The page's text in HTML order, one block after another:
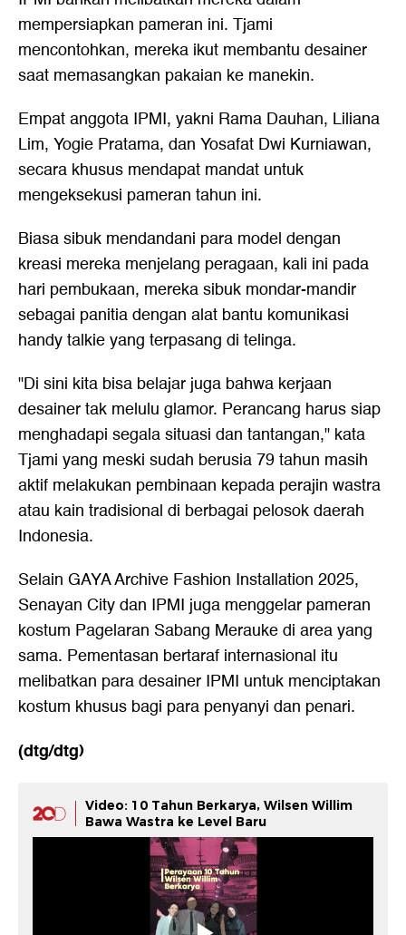
mempersiapkan pameran ini. Tjami
mencontohkan, mereka ikut membantu desainer
saat memasangkan pakaian ke manekin.
Empat anggota IPMI, yakni Rama Dauhan, Liliana
Lim, Yogie Pratama, dan Yosafat Dwi Kurniawan,
secara khusus mendapat mandat untuk
mengeksekusi pameran tahun ini.
Biasa sibuk mendandani para model dengan
kreasi mereka menjelang peragaan, kali ini pada
hari pembukaan, mereka sibuk mondar-mandir
sebagai panitia dengan alat bantu komunikasi
handy talkie yang terpasang di telinga.
"Di sini kita bisa belajar juga bahwa kerjaan
desainer tak melulu glamor. Perancang harus siap
menghadapi segala situasi dan tantangan," kata
Tjami yang meski sudah berusia 79 tahun masih
aktif melakukan pembinaan kepada perajin wastra
atau kain tradisional di berbagai pelosok daerah
Indonesia.
Selain GAYA Archive Fashion Installation 2025,
Senayan City dan IPMI juga menggelar pameran
kostum Pagelaran Sabang Merauke di area yang
sama. Pementasan bertaraf internasional itu
melibatkan para desainer IPMI untuk menciptakan
kostum khusus bagi para penyanyi dan penari.
(dtg/dtg)
Video: 10 Tahun Berkarya, Wilsen Willim
Bawa Wastra ke Level Baru